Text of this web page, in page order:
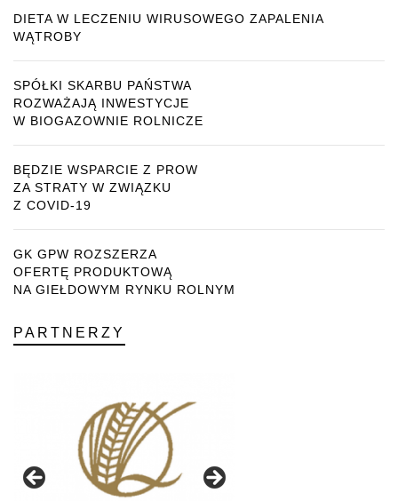
DIETA W LECZENIU WIRUSOWEGO ZAPALENIA
WĄTROBY
SPÓŁKI SKARBU PAŃSTWA
ROZWAŻAJĄ INWESTYCJE
W BIOGAZOWNIE ROLNICZE
BĘDZIE WSPARCIE Z PROW
ZA STRATY W ZWIĄZKU
Z COVID-19
GK GPW ROZSZERZA
OFERTĘ PRODUKTOWĄ
NA GIEŁDOWYM RYNKU ROLNYM
PARTNERZY